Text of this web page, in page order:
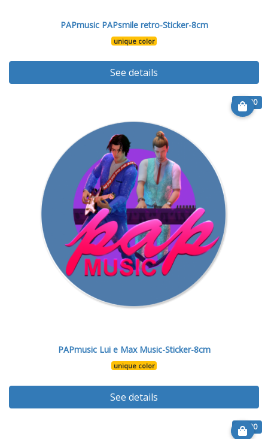
PAPmusic PAPsmile retro-Sticker-8cm
unique color
See details
€ 6.90
PAPmusic Lui e Max Music-Sticker-8cm
unique color
See details
€ 6.90